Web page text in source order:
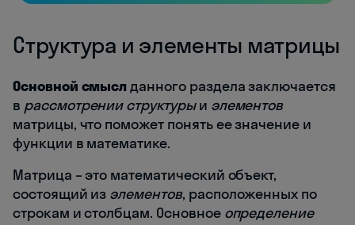
Структура и элементы матрицы
Основной смыслданного раздела заключается
в рассмотрении структурыи элементов
матрицы, что поможет понять ее значение и
функции в математике.
Матрица – это математический объект,
состоящий из элементов, расположенных по
строкам и столбцам. Основное определение